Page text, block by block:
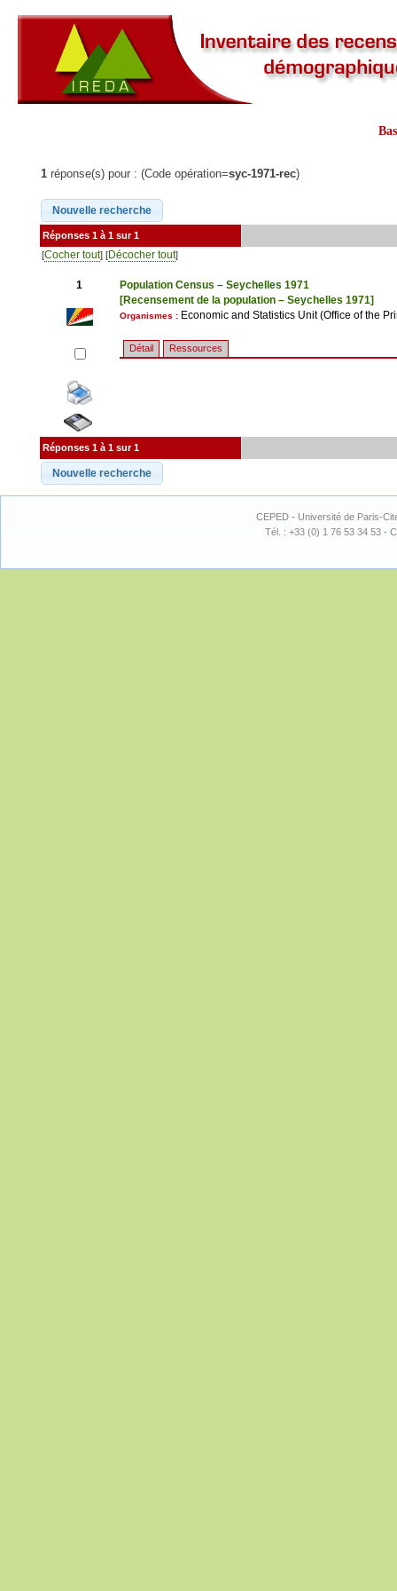
1 réponse(s) pour : (Code opération=syc-1971-rec)
Réponses 1 à 1 sur 1
[Cocher tout] [Décocher tout]
1
Population Census – Seychelles 1971
[Recensement de la population – Seychelles 1971]
Organismes : Economic and Statistics Unit (Office of the
Détail Ressources
Réponses 1 à 1 sur 1
CEPED - Université de Paris-
Tél. : +33 (0) 1 76 53 34 53 -